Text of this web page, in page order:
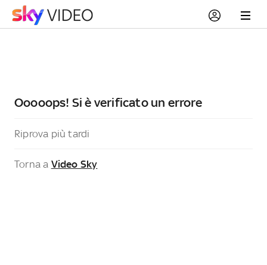
Ooooops! Si è verificato un errore
Riprova più tardi
Torna a Video Sky